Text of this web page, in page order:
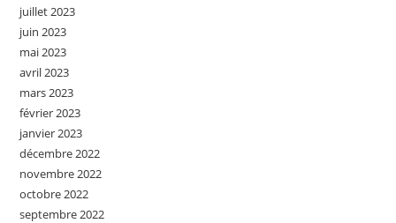
juillet 2023
juin 2023
mai 2023
avril 2023
mars 2023
février 2023
janvier 2023
décembre 2022
novembre 2022
octobre 2022
septembre 2022